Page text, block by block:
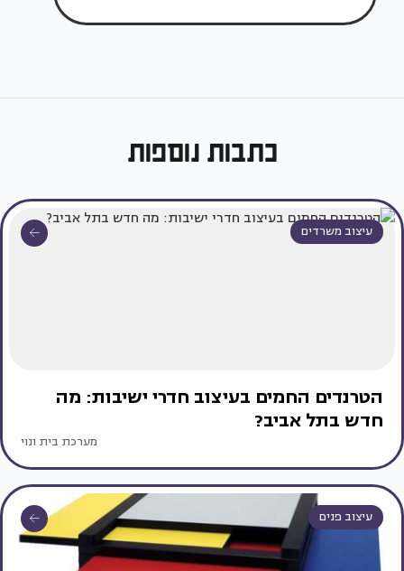
כתבות נוספות
עיצוב משרדים
הטרנדים החמים בעיצוב חדרי ישיבות: מה
חדש בתל אביב?
מערכת בית ונוי
עיצוב פנים